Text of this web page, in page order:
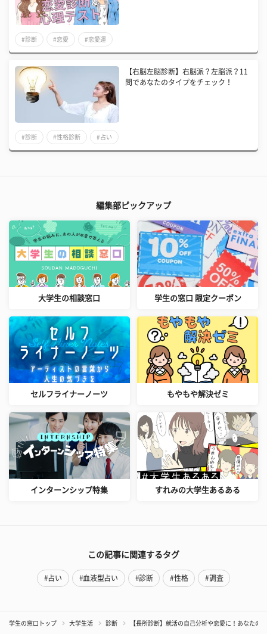
#診断 #恋愛 #恋愛運
【右脳左脳診断】右脳派？左脳派？11
問であなたのタイプをチェック！
#診断 #性格診断 #占い
編集部ピックアップ
大学生の相談窓口 学生の窓口 限定クーポン
セルフライナーノーツ もやもや解決ゼミ
インターンシップ特集 すれみの大学生あるある
この記事に関連するタグ
#占い #血液型占い #診断 #性格 #調査
学生の窓口トップ 大学生活 診断 【長所診断】就活の自己分析や恋愛に！あなたの